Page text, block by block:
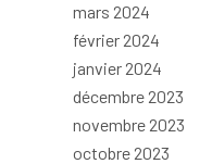
mars 2024
février 2024
janvier 2024
décembre 2023
novembre 2023
octobre 2023